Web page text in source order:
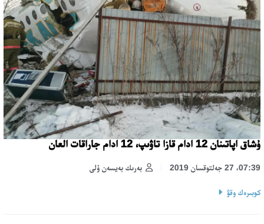
ۇشاق اپاتىنان 12 ادام قازا تاۋىپ، 12 ادام جاراقات العان
بەرىك بەيسەن ۇلى 07:39، 27 جەلتوقسان 2019
كوبىرەك وقۋ